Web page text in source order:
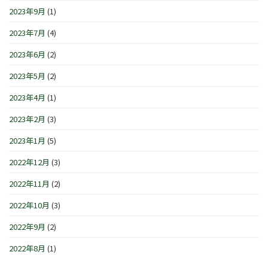
2023年9月 (1)
2023年7月 (4)
2023年6月 (2)
2023年5月 (2)
2023年4月 (1)
2023年2月 (3)
2023年1月 (5)
2022年12月 (3)
2022年11月 (2)
2022年10月 (3)
2022年9月 (2)
2022年8月 (1)